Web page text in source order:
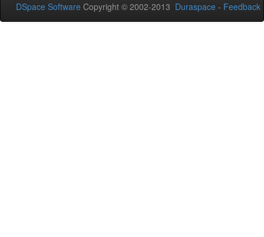
DSpace Software Copyright © 2002-2013 Duraspace - Feedback